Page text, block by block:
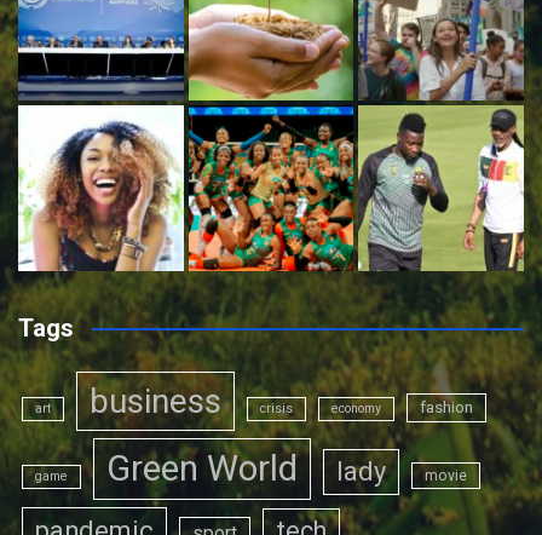
Tags
art business crisis economy fashion
game Green World lady movie